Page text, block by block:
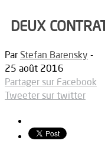
DEUX
Par Stefan Barensky -
25 août 2016
Partager sur Facebook
Tweeter sur twitter